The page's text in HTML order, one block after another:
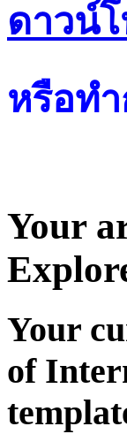
ดาวน์
หรือท
Your
Your
of